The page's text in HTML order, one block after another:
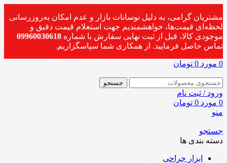
مشتریان گرامی، به دلیل نوسانات بازار و عدم امکان به‌روزرسانی
لحظه‌ای قیمت‌ها، خواهشمندیم جهت استعلام قیمت دقیق و
موجودی کالا، قبل از ثبت نهایی سفارش با شماره 09960030618
تماس حاصل فرمایید. از همکاری شما سپاسگزاریم.
0 مورد 0 تومان
جستجو
ورود / ثبت نام
0 مورد 0 تومان
منو
جستجو
دسته بندی ها
ابزار جراحی